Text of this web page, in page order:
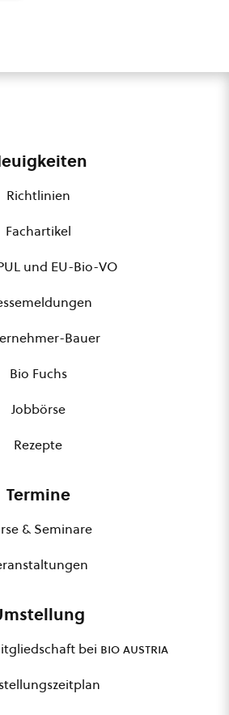
Richtlinien
Fachartikel
und EU-Bio-VO
Bauer
Bio Fuchs
Jobbörse
Rezepte
Termine
& Seminare
bei bio austria